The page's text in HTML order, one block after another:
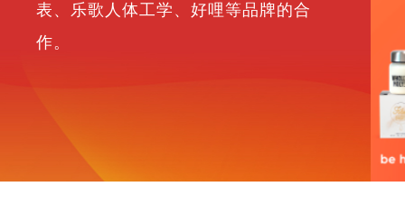
表、乐歌人体工学、好哩等品牌的合
作。